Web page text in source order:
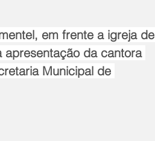
em frente a igreja de
apresentação da cantora
Municipal de